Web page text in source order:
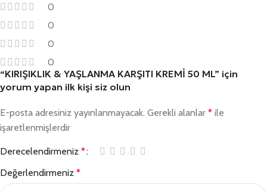
0
0
0
0
“KIRIŞIKLIK & YAŞLANMA KARŞITI KREMİ 50 ML” için
yorum yapan ilk kişi siz olun
E-posta adresiniz yayınlanmayacak. Gerekli alanlar * ile
işaretlenmişlerdir
Derecelendirmeniz *
Değerlendirmeniz *